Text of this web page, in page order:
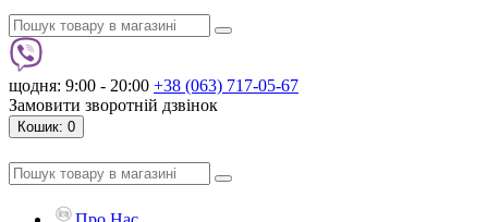
щодня: 9:00 - 20:00 +38 (063) 717-05-67
Замовити зворотній дзвінок
Кошик: 0